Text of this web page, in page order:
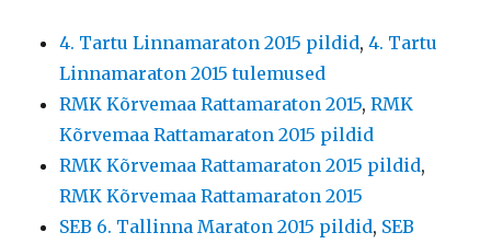
4. Tartu Linnamaraton 2015 pildid,4. Tartu
Linnamaraton 2015 tulemused
RMK Kõrvemaa Rattamaraton 2015,RMK
Kõrvemaa Rattamaraton 2015 pildid
RMK Kõrvemaa Rattamaraton 2015 pildid,
RMK Kõrvemaa Rattamaraton 2015
SEB 6. Tallinna Maraton 2015 pildid, SEB